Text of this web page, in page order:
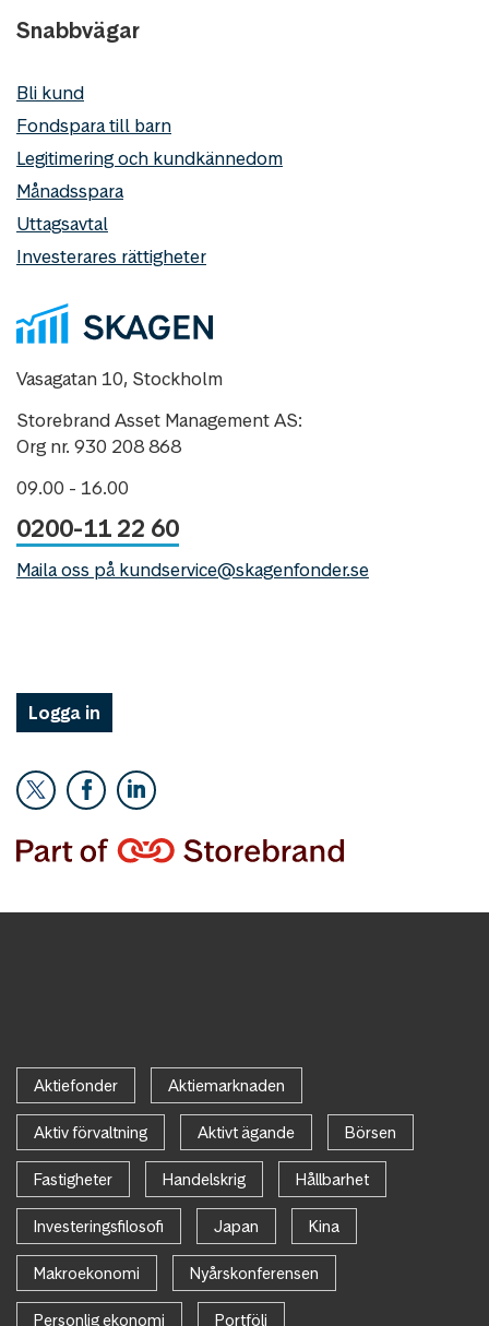
Snabbvägar
Bli kund
Fondspara till barn
Legitimering och kundkännedom
Månadsspara
Uttagsavtal
Investerares rättigheter
Vasagatan 10, Stockholm
Storebrand Asset Management AS:
Org nr. 930 208 868
09.00 - 16.00
0200-11 22 60
Maila oss på kundservice@skagenfonder.se
Logga in
Aktiefonder Aktiemarknaden
Aktiv förvaltning Aktivt ägande Börsen
Fastigheter Handelskrig Hållbarhet
Investeringsfilosofi Japan Kina
Makroekonomi Nyårskonferensen
Personlig ekonomi Portfölj